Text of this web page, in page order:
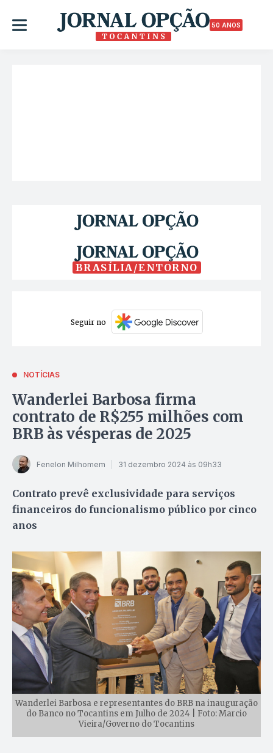
50 ANOS
BRASÍLIA/ENTORNO
Seguir no
NOTÍCIAS
Wanderlei Barbosa firma
contrato de R$255 milhões com
BRB às vésperas de 2025
Fenelon Milhomem 31 dezembro 2024 às 09h33
Contrato prevê exclusividade para serviços
financeiros do funcionalismo público por cinco
anos
Wanderlei Barbosa e representantes do BRB na inauguração
do Banco no Tocantins em Julho de 2024 | Foto: Marcio
Vieira/Governo do Tocantins